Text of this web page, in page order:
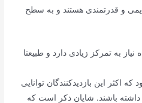
و قدرتمندی هستند و به سطح
نیاز به تمرکز زیادی دارد و طبیعتا
اکثر این بازدیدکنندگان توانایی
باشند. شایان ذکر است که